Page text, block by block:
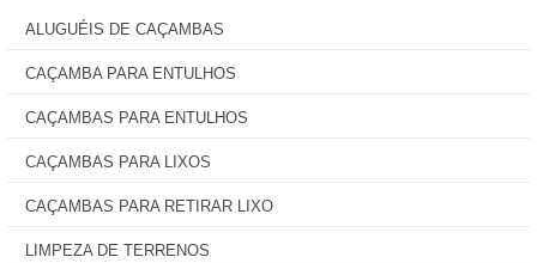
ALUGUÉIS DE CAÇAMBAS
CAÇAMBA PARA ENTULHOS
CAÇAMBAS PARA ENTULHOS
CAÇAMBAS PARA LIXOS
CAÇAMBAS PARA RETIRAR LIXO
LIMPEZA DE TERRENOS